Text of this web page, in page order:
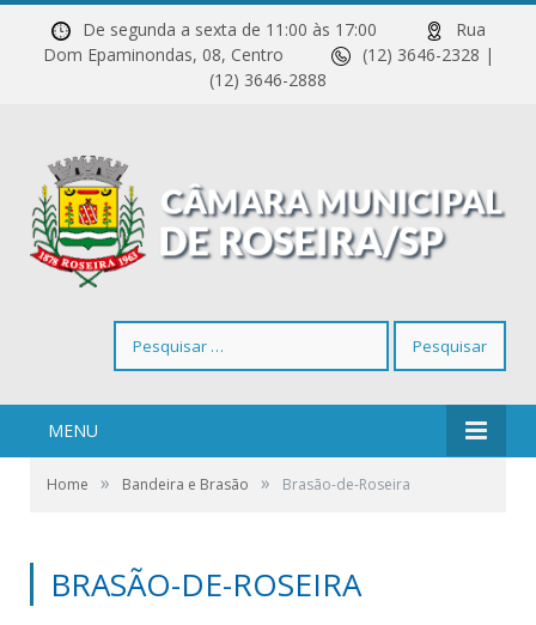
De segunda a sexta de 11:00 às 17:00
Rua
Dom Epaminondas, 08, Centro
(12) 3646-2328 |
(12) 3646-2888
por:
MENU
Home » Bandeira e Brasão » Brasão-de-Roseira
BRASÃO-DE-ROSEIRA